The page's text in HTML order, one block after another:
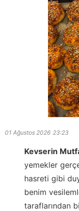
01 Ağustos 2026 23:23
Kevserin
yemekler
hasreti gibi
benim
taraflarından